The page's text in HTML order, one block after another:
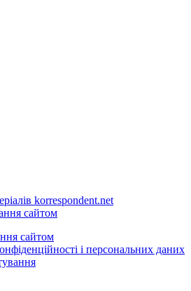
korrespondent.net
сайтом
сайтом
і персональних даних